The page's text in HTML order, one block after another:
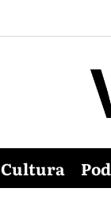
Cultura